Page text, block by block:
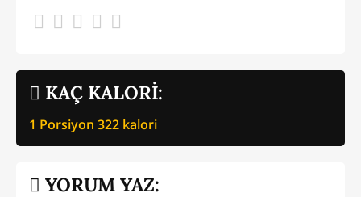
KAÇ KALORİ:
1 Porsiyon 322 kalori
YORUM YAZ: